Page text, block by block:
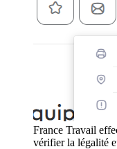
France Travail
vérifier la légalité